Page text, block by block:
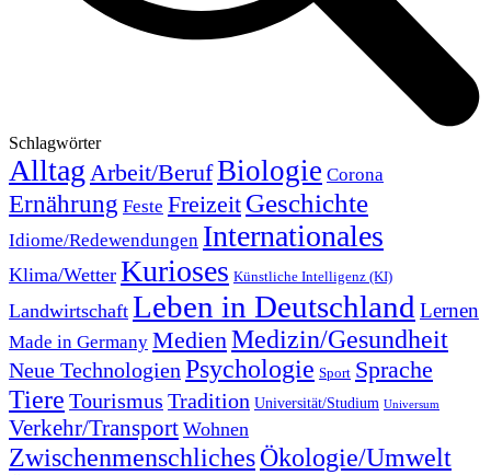
Schlagwörter
Alltag Arbeit/BerufBiologie Corona
Ernährung Feste Freizeit Geschichte
Idiome/Redewendungen Internationales
Klima/Wetter Kurioses Künstliche Intelligenz (KI)
Landwirtschaft Leben in Deutschland Lernen
Made in Germany Medien Medizin/Gesundheit
Neue Technologien Psychologie Sport Sprache
Tiere Tourismus Tradition Universität/Studium Universum
Verkehr/Transport Wohnen
ZwischenmenschlichesÖkologie/Umwelt